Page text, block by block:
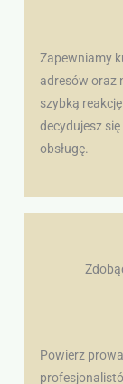
Zapewniamy
adresów oraz
szybką
decydujesz
obsługę.
Powierz